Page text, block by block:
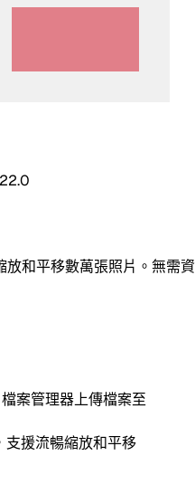
和平移數萬張照片。無需資
案管理器上傳檔案至
援流暢縮放和平移